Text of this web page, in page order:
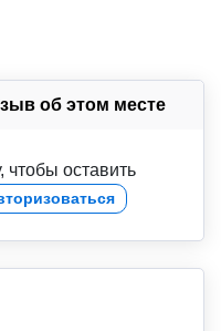
об этом месте
оставить